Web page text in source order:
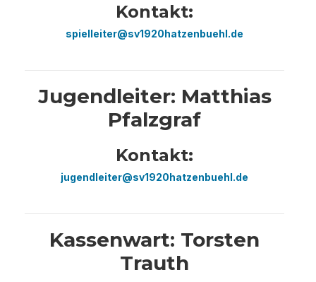
Kontakt:
spielleiter@sv1920hatzenbuehl.de
Jugendleiter: Matthias
Pfalzgraf
Kontakt:
jugendleiter@sv1920hatzenbuehl.de
Kassenwart: Torsten
Trauth